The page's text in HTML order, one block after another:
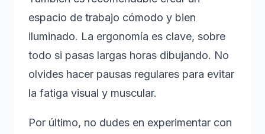
espacio de trabajo cómodo y bien
iluminado. La ergonomía es clave, sobre
todo si pasas largas horas dibujando. No
olvides hacer pausas regulares para evitar
la fatiga visual y muscular.
Por último, no dudes en experimentar con